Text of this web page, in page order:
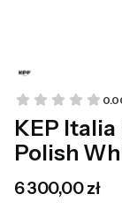
KEP
Polish
Cena
6 300,00 zł